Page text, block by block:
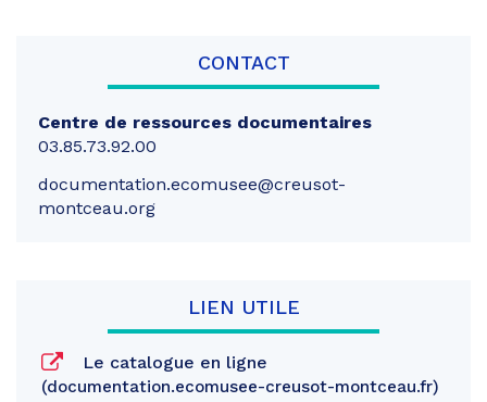
CONTACT
Centre de ressources documentaires
03.85.73.92.00
documentation.ecomusee@creusot-
montceau.org
LIEN UTILE
Le catalogue en ligne
documentation.ecomusee-creusot-montceau.fr